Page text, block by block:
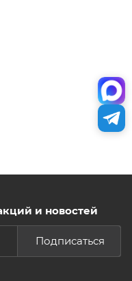
и новостей
Подписаться